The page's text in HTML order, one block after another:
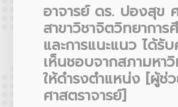
อาจารย์ ดร. ปองสุข
สาขาวิชาจิตวิทยาการ
และการแนะแนว ได้รั
เห็นชอบจากสภามหา
ให้ดำรงตำแหน่ง [ผู้ช่
ศาสตราจารย์]